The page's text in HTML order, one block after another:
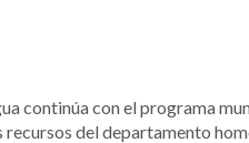
continúa con el programa
del departamento